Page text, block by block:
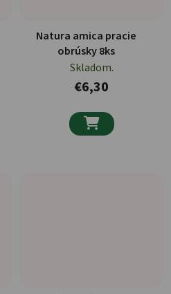
Natura amica pracie
obrúsky 8ks
Skladom.
€6,30
